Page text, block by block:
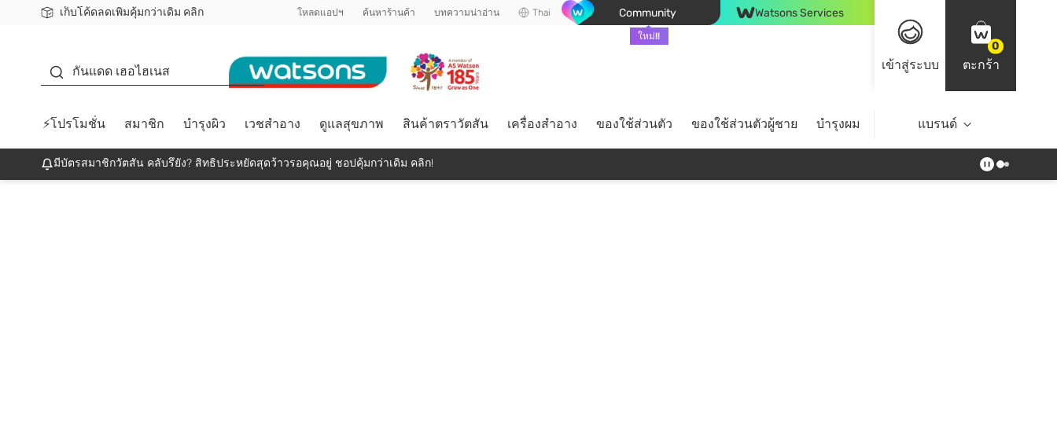
เก็บโค้ดลดเพิ่มคุ้มกว่าเดิม คลิก
ชอปออนไลน์ครั้งแรก ลดเพิ่มจุก ๆ 10%! 🎉
📦ส่งฟรี! เมื่อชอป 499฿
สมาชิกวัตสัน คลับดียังไง? โหลดแอปฯ ค้นหาร้านค้า บทความน่าอ่าน Thai Community
ใหม่!!
Watsons Services
เข้าสู่ระบบ
0
ตะกร้า
กันแดด เฮอไฮเนส
⚡โปรโมชั่น สมาชิก บำรุงผิว เวชสำอาง ดูแลสุขภาพ สินค้าตราวัตสัน เครื่องสำอาง ของใช้ส่วนตัว ของใช้ส่วนตัวผู้ชาย บำรุงผม ไลฟ์สไตล์ Top Brands
แบรนด์
มีบัตรสมาชิกวัตสัน คลับรึยัง? สิทธิประหยัดสุดว้าวรอคุณอยู่ ชอปคุ้มกว่าเดิม คลิก!